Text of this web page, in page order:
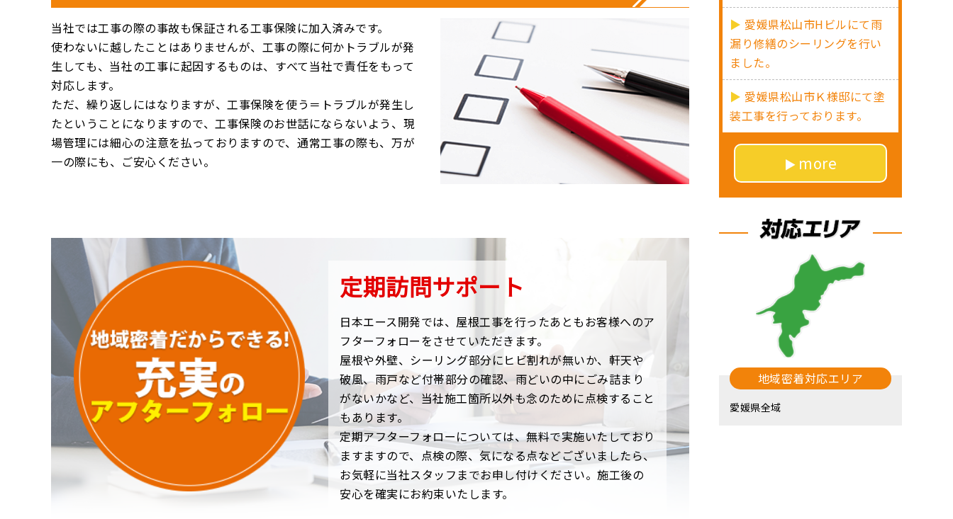
当社では工事の際の事故も保証される工事保険に加入済みです。
使わないに越したことはありませんが、工事の際に何かトラブルが発
生しても、当社の工事に起因するものは、すべて当社で責任をもって
対応します。
ただ、繰り返しにはなりますが、工事保険を使う＝トラブルが発生し
たということになりますので、工事保険のお世話にならないよう、現
場管理には細心の注意を払っておりますので、通常工事の際も、万が
一の際にも、ご安心ください。
定期訪問サポート
日本エース開発では、屋根工事を行ったあともお客様へのア
フターフォローをさせていただきます。
屋根や外壁、シーリング部分にヒビ割れが無いか、軒天や
破風、雨⼾など付帯部分の確認、雨どいの中にごみ詰まり
がないかなど、当社施工箇所以外も念のために点検すること
もあります。
定期アフターフォローについては、無料で実施いたしており
ますますので、点検の際、気になる点などございましたら、
お気軽に当社スタッフまでお申し付けください。施工後の
安心を確実にお約束いたします。
愛媛県松山市Hビルにて雨
漏り修繕のシーリングを行い
ました。
愛媛県松山市Ｋ様邸にて塗
装工事を行っております。
more
地域密着対応エリア
愛媛県全域